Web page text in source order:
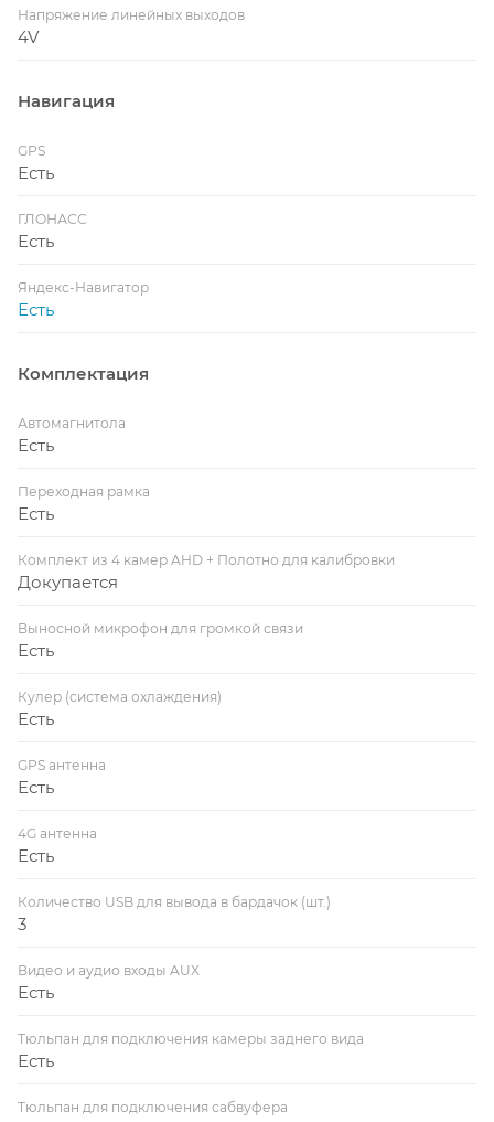
Напряжение линейных выходов
4V
Навигация
GPS
Есть
ГЛОНАСС
Есть
Яндекс-Навигатор
Есть
Комплектация
Автомагнитола
Есть
Переходная рамка
Есть
Комплект из 4 камер AHD + Полотно для калибровки
Докупается
Выносной микрофон для громкой связи
Есть
Кулер (система охлаждения)
Есть
GPS антенна
Есть
4G антенна
Есть
Количество USB для вывода в бардачок (шт.)
3
Видео и аудио входы AUX
Есть
Тюльпан для подключения камеры заднего вида
Есть
Тюльпан для подключения сабвуфера